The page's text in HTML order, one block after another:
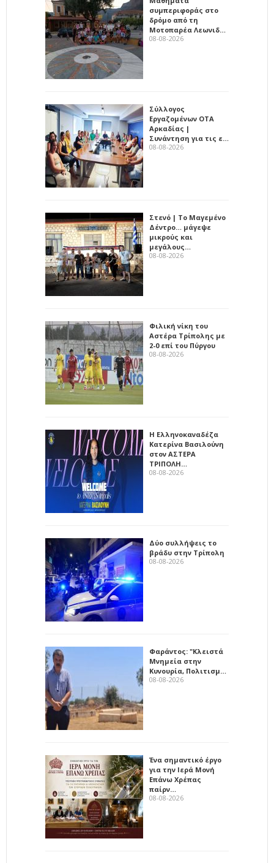
συμπεριφοράς στο
δρόμο από τη
Μοτοπαρέα Λεωνιδ…
08-08-2026
Σύλλογος
Εργαζομένων ΟΤΑ
Αρκαδίας |
Συνάντηση για τις ε…
08-08-2026
Στενό | Το Μαγεμένο
Δέντρο… μάγεψε
μικρούς και
μεγάλους…
08-08-2026
Φιλική νίκη του
Αστέρα Τρίπολης με
2-0 επί του Πύργου
08-08-2026
Η Ελληνοκαναδέζα
Κατερίνα Βασιλούνη
στον ΑΣΤΕΡΑ
ΤΡΙΠΟΛΗ…
08-08-2026
Δύο συλλήψεις το
βράδυ στην Τρίπολη
08-08-2026
Φαράντος: "Κλειστά
Μνημεία στην
Κυνουρία, Πολιτισμ…
08-08-2026
Ένα σημαντικό έργο
για την Ιερά Μονή
Επάνω Χρέπας
παίρν…
08-08-2026